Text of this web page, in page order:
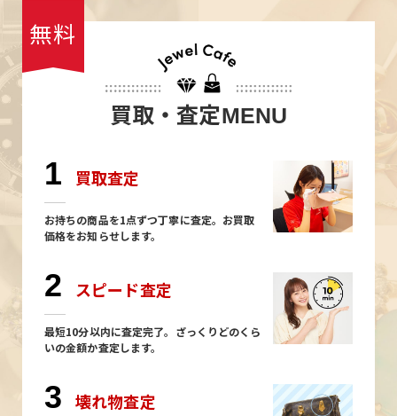
無料
買取・査定MENU
1 買取査定
お持ちの商品を1点ずつ丁寧に査定。お買取
価格をお知らせします。
2 スピード査定
最短10分以内に査定完了。ざっくりどのくら
いの金額か査定します。
3 壊れ物査定